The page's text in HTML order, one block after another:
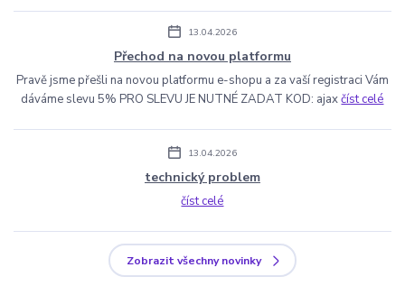
13.04.2026
Přechod na novou platformu
Pravě jsme přešli na novou platformu e-shopu a za vaší registraci Vám
dáváme slevu 5% PRO SLEVU JE NUTNÉ ZADAT KOD: ajaxčíst celé
13.04.2026
technický problem
číst celé
Zobrazit všechny novinky